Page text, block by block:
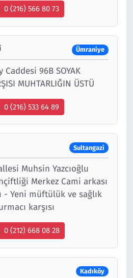
0 (216) 566 80 73
Ümraniye
96B SOYAK
MUHTARLIĞIN ÜSTÜ
0 (216) 533 64 89
Sultangazi
Muhsin Yazcıoğlu
Merkez Cami arkası
- Yeni müftülük ve sağlık
karşısı
0 (212) 668 08 28
Kadıköy